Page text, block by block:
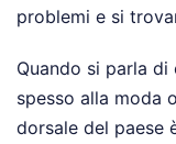
problemi e si
Quando si parla
spesso alla moda
dorsale del paese